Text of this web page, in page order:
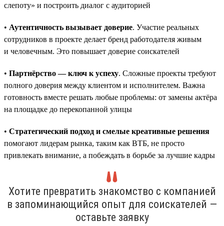
слепоту» и построить диалог с аудиторией
• Аутентичность вызывает доверие. Участие реальных
сотрудников в проекте делает бренд работодателя живым
и человечным. Это повышает доверие соискателей
• Партнёрство — ключ к успеху. Сложные проекты требуют
полного доверия между клиентом и исполнителем. Важна
готовность вместе решать любые проблемы: от замены актёра
на площадке до перекопанной улицы
• Стратегический подход и смелые креативные решения
помогают лидерам рынка, таким как ВТБ, не просто
привлекать внимание, а побеждать в борьбе за лучшие кадры
Хотите превратить знакомство с компанией
в запоминающийся опыт для соискателей —
оставьте заявку